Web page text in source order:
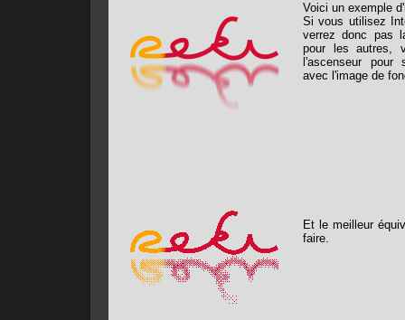
Voici un exemple
Si vous utilisez
verrez donc pas
pour les autres,
l'ascenseur pour
avec l'image de
Et le meilleur
faire.